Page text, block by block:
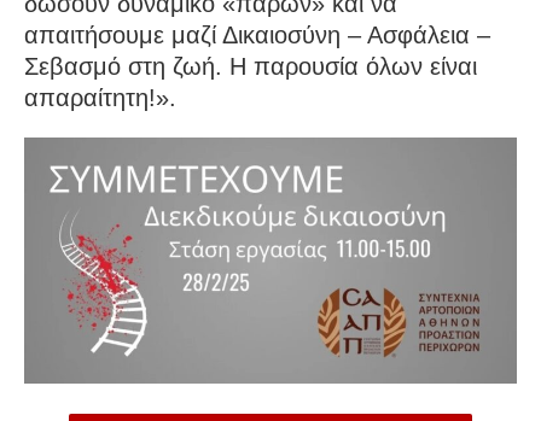
απαιτήσουμε μαζί Δικαιοσύνη – Ασφάλεια –
Σεβασμό στη ζωή. Η παρουσία όλων είναι
απαραίτητη!».